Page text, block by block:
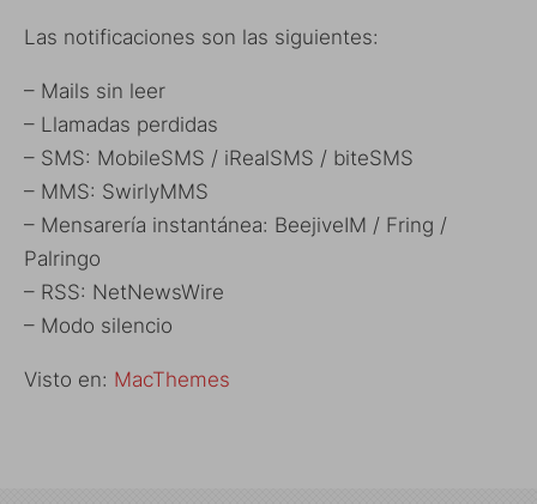
Las notificaciones son las siguientes:
– Mails sin leer
– Llamadas perdidas
– SMS: MobileSMS / iRealSMS / biteSMS
– MMS: SwirlyMMS
– Mensarería instantánea: BeejiveIM / Fring /
Palringo
– RSS: NetNewsWire
– Modo silencio
Visto en: MacThemes